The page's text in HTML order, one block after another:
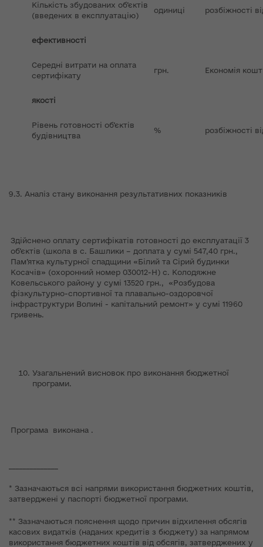
Кількість збудованих об’єктів
(введених в експлуатацію)
одиниці розбіжності
ефективності
Середні витрати на оплата
сертифікату
грн. Економія
якості
Рівень готовності об’єктів
будівництва
% розбіжності
9.3. Аналіз стану виконання результативних показників
Здійснено оплату сертифікатів готовності до експлуатації 3
об’єктів (школа в с. Башлики – доплата у сумі 547,40 грн.,
Пам’ятка культурної спадщини «Білий та Сірий будинки
Косачів» (охоронний номер 030012-Н) с. Колодяжне
Ковельського району у сумі 13520 грн., «Розбудова
фізкультурно-спортивної та плавально-оздоровчої
інфраструктури Волині - капітальний ремонт» у сумі 11960
гривень.
Узагальнений висновок про виконання бюджетної
програми.
Програма виконана .
* Зазначаються всі напрями використання бюджетних коштів,
затверджені у паспорті бюджетної програми.
** Зазначаються пояснення щодо причин відхилення обсягів
касових видатків (наданих кредитів з бюджету) за напрямом
використання бюджетних коштів від обсягів, затверджених у